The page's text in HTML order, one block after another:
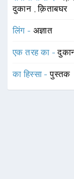
दुकान ,क़िताबघर
लिंग - अज्ञात
एक तरह का -
का हिस्सा -पुस्तक